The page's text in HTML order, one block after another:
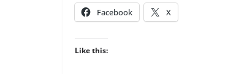
Facebook X
Like this: